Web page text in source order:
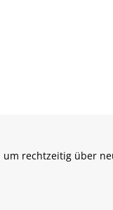
rechtzeitig über